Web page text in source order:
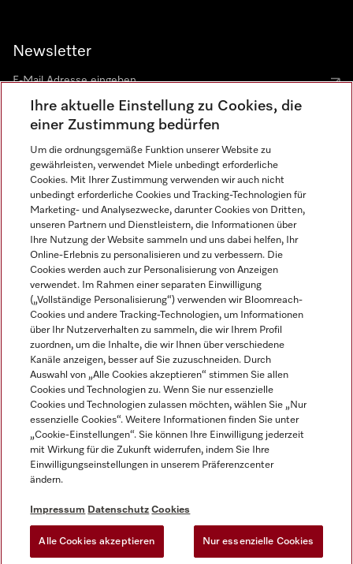
Newsletter
Sprache
DEUTSCH
Impressum
AGB
Datenschutz
Nutzungsbedingungen
Gesetzen über digitale Dienste
Cookie-Einstellungen
Miele auf Instagram
Miele auf Youtube
Ihre aktuelle Einstellung zu Cookies, die
einer Zustimmung bedürfen
Um die ordnungsgemäße Funktion unserer Website zu
gewährleisten, verwendet Miele unbedingt erforderliche
Cookies. Mit Ihrer Zustimmung verwenden wir auch nicht
unbedingt erforderliche Cookies und Tracking-Technologien für
Marketing- und Analysezwecke, darunter Cookies von Dritten,
unseren Partnern und Dienstleistern, die Informationen über
Ihre Nutzung der Website sammeln und uns dabei helfen, Ihr
Online-Erlebnis zu personalisieren und zu verbessern. Die
Cookies werden auch zur Personalisierung von Anzeigen
verwendet. Im Rahmen einer separaten Einwilligung
(„Vollständige Personalisierung“) verwenden wir Bloomreach-
Cookies und andere Tracking-Technologien, um Informationen
über Ihr Nutzerverhalten zu sammeln, die wir Ihrem Profil
zuordnen, um die Inhalte, die wir Ihnen über verschiedene
Kanäle anzeigen, besser auf Sie zuzuschneiden. Durch
Auswahl von „Alle Cookies akzeptieren“ stimmen Sie allen
Cookies und Technologien zu. Wenn Sie nur essenzielle
Cookies und Technologien zulassen möchten, wählen Sie „Nur
essenzielle Cookies“. Weitere Informationen finden Sie unter
„Cookie-Einstellungen“. Sie können Ihre Einwilligung jederzeit
mit Wirkung für die Zukunft widerrufen, indem Sie Ihre
Einwilligungseinstellungen in unserem Präferenzcenter
ändern.
Impressum Datenschutz Cookies
Alle Cookies akzeptieren Nur essenzielle Cookies